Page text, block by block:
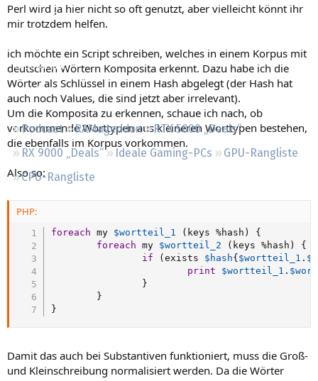
Neue Beiträge
Leserartikel
Regeln
Podcast RAMageddon
RTX 5000 „Deals“
RX 9000 „Deals“
Ideale Gaming-PCs
GPU-Rangliste
CPU-Rangliste
Perl wird ja hier nicht so oft genutzt, aber vielleicht könnt ihr
mir trotzdem helfen.
ich möchte ein Script schreiben, welches in einem Korpus mit
deutschen Wörtern Komposita erkennt. Dazu habe ich die
Wörter als Schlüssel in einem Hash abgelegt (der Hash hat
auch noch Values, die sind jetzt aber irrelevant).
Um die Komposita zu erkennen, schaue ich nach, ob
vorkommende Worttypen aus kleineren Worttypen bestehen,
die ebenfalls im Korpus vorkommen.
Also so:
PHP:
foreach my $wortteil_1 ( keys %hash )
{
foreach my $wortteil_2 ( keys %hash )
{
if
(exists $hash{ $wortteil_1 .
print
$wortteil_1 .
}
}
}
Damit das auch bei Substantiven funktioniert, muss die Groß-
und Kleinschreibung normalisiert werden. Da die Wörter